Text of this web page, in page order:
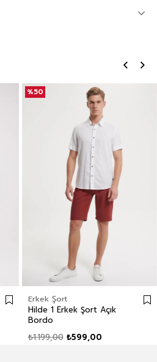
Erkek Şort
Hilde 1 Erkek Şort Açık
Bordo
₺599,00
₺1.199,00
%50